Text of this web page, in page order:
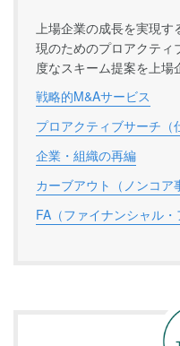
上場企業の成長を実現
現のためのプロアクティ
度なスキーム提案を上場
戦略的M&Aサービス
プロアクティブサーチ（
企業・組織の再編
カーブアウト（ノンコア
FA（ファイナンシャル・